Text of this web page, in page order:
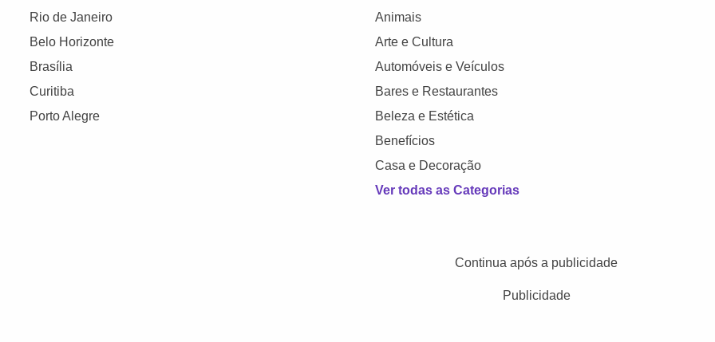
Rio de Janeiro
Belo Horizonte
Brasília
Curitiba
Porto Alegre
Animais
Arte e Cultura
Automóveis e Veículos
Bares e Restaurantes
Beleza e Estética
Benefícios
Casa e Decoração
Ver todas as Categorias
Continua após a publicidade
Publicidade